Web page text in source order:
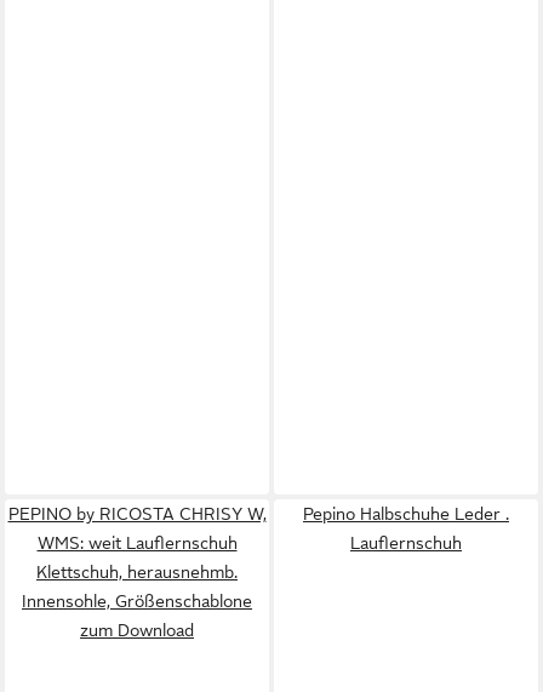
PEPINO by RICOSTA CHRISY W,
WMS: weit Lauflernschuh
Klettschuh, herausnehmb.
Innensohle, Größenschablone
zum Download
Pepino Halbschuhe Leder .
Lauflernschuh